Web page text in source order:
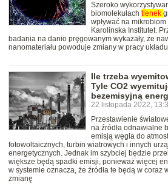
Szeroko
biomolekułach tlenek
wpływać na
Karolinska Institutet.
badania na danio pręgowanym wykazały, że
nanomateriału powoduje zmiany w pracy
Ile trzeba
Tyle CO2
bezemisyjną
22 listopada 2022,
Przestawienie
na źródła odnawialne
emisją węgla do
fotowoltaicznych, turbin wiatrowych i innych
energetycznych. Jednak im szybciej będzie
większe będą spadki emisji, ponieważ więcej
w systemie oznacza, że źródła te będą w coraz
zmianę